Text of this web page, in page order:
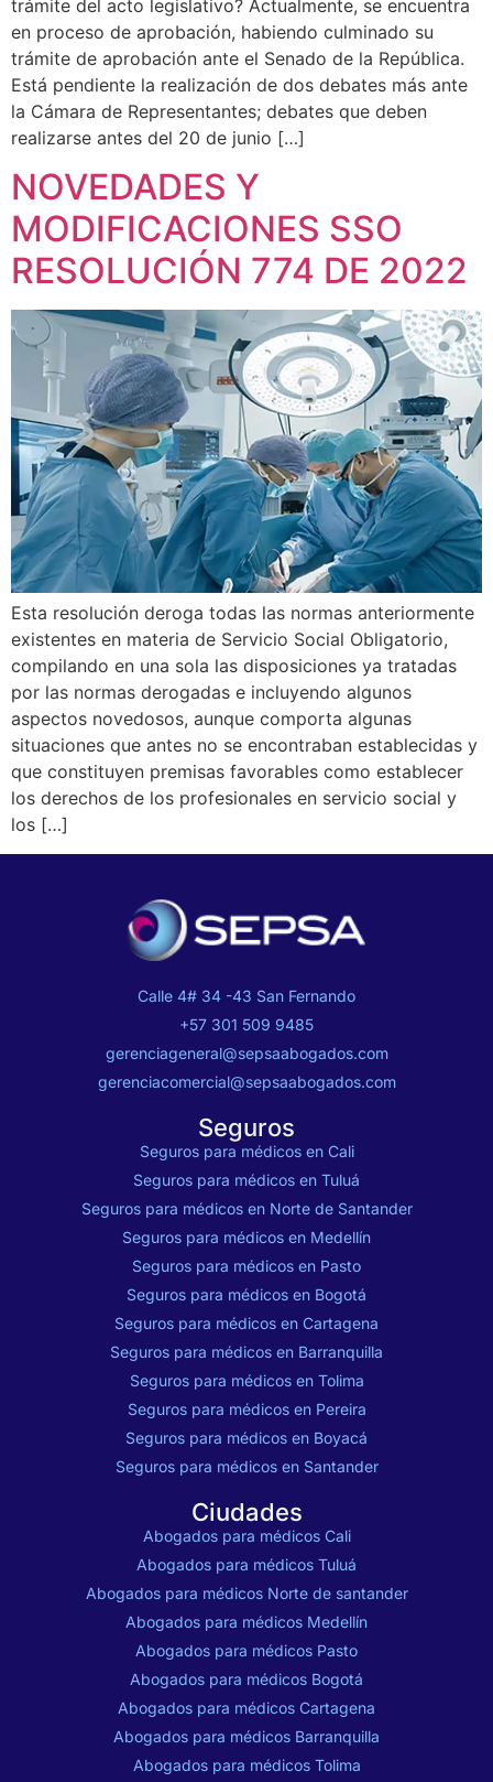
trámite del acto legislativo? Actualmente, se encuentra
en proceso de aprobación, habiendo culminado su
trámite de aprobación ante el Senado de la República.
Está pendiente la realización de dos debates más ante
la Cámara de Representantes; debates que deben
realizarse antes del 20 de junio […]
NOVEDADES Y
MODIFICACIONES SSO
RESOLUCIÓN 774 DE 2022
Esta resolución deroga todas las normas anteriormente
existentes en materia de Servicio Social Obligatorio,
compilando en una sola las disposiciones ya tratadas
por las normas derogadas e incluyendo algunos
aspectos novedosos, aunque comporta algunas
situaciones que antes no se encontraban establecidas y
que constituyen premisas favorables como establecer
los derechos de los profesionales en servicio social y
los […]
Calle 4# 34 -43 San Fernando
+57 301 509 9485
gerenciageneral@sepsaabogados.com
gerenciacomercial@sepsaabogados.com
Seguros
Seguros para médicos en Cali
Seguros para médicos en Tuluá
Seguros para médicos en Norte de Santander
Seguros para médicos en Medellín
Seguros para médicos en Pasto
Seguros para médicos en Bogotá
Seguros para médicos en Cartagena
Seguros para médicos en Barranquilla
Seguros para médicos en Tolima
Seguros para médicos en Pereira
Seguros para médicos en Boyacá
Seguros para médicos en Santander
Ciudades
Abogados para médicos Cali
Abogados para médicos Tuluá
Abogados para médicos Norte de santander
Abogados para médicos Medellín
Abogados para médicos Pasto
Abogados para médicos Bogotá
Abogados para médicos Cartagena
Abogados para médicos Barranquilla
Abogados para médicos Tolima